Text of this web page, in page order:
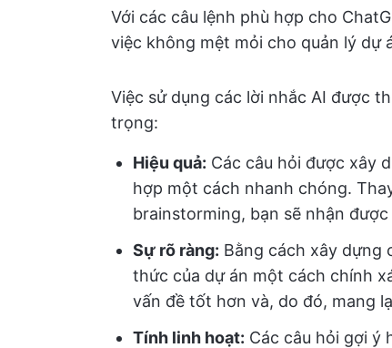
Với các câu lệnh phù hợp cho
việc không mệt mỏi cho quản lý dự
Việc sử dụng các lời nhắc AI được
trọng:
Hiệu quả: Các câu hỏi được xây
hợp một cách nhanh chóng.
brainstorming, bạn sẽ nhận
Sự rõ ràng: Bằng cách xây dựng
thức của dự án một cách chính
vấn đề tốt hơn và, do đó, mang
Tính linh hoạt: Các câu hỏi gợi ý